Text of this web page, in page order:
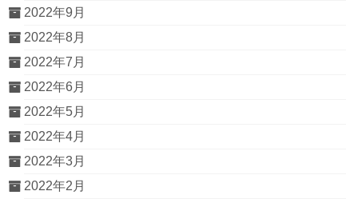
2022年9月
2022年8月
2022年7月
2022年6月
2022年5月
2022年4月
2022年3月
2022年2月